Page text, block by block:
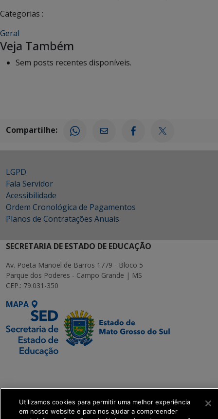
Categorias :
Geral
Veja Também
Sem posts recentes disponíveis.
Compartilhe:
LGPD
Fala Servidor
Acessibilidade
Ordem Cronológica de Pagamentos
Planos de Contratações Anuais
SECRETARIA DE ESTADO DE EDUCAÇÃO
Av. Poeta Manoel de Barros 1779 - Bloco 5
Parque dos Poderes - Campo Grande | MS
CEP.: 79.031-350
MAPA
Transformação Digital
Utilizamos cookies para permitir uma melhor experiência
em nosso website e para nos ajudar a compreender